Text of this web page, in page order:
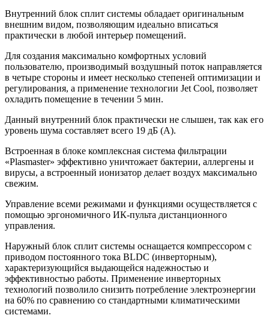
Внутренний блок сплит системы обладает оригинальным
внешним видом, позволяющим идеально вписаться
практически в любой интерьер помещений.
Для создания максимально комфортных условий
пользователю, производимый воздушный поток направляется
в четыре стороны и имеет несколько степеней оптимизации и
регулирования, а применение технологии Jet Cool, позволяет
охладить помещение в течении 5 мин.
Данный внутренний блок практически не слышен, так как его
уровень шума составляет всего 19 дБ (А).
Встроенная в блоке комплексная система фильтрации
«Plasmaster» эффективно уничтожает бактерии, аллергены и
вирусы, а встроенный ионизатор делает воздух максимально
свежим.
Управление всеми режимами и функциями осуществляется с
помощью эргономичного ИК-пульта дистанционного
управления.
Наружный блок сплит системы оснащается компрессором с
приводом постоянного тока BLDC (инверторным),
характеризующийся выдающейся надежностью и
эффективностью работы. Применение инверторных
технологий позволило снизить потребление электроэнергии
на 60% по сравнению со стандартными климатическими
системами.